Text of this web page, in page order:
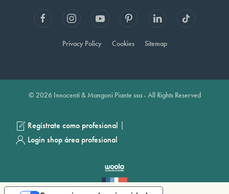
Privacy Policy Cookies Sitemap
© 2026 Innocenti & Mangoni Piante ssa - All Rights Reserved
Regístrate como profesional |
Login shop área profesional